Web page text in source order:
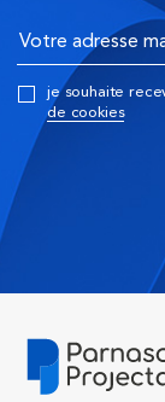
je souhaite
de cookies